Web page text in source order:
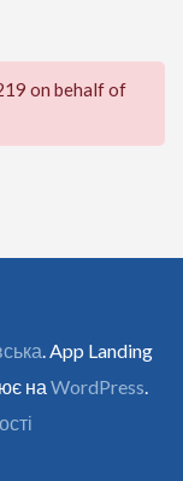
on behalf of
. App Landing
на WordPress